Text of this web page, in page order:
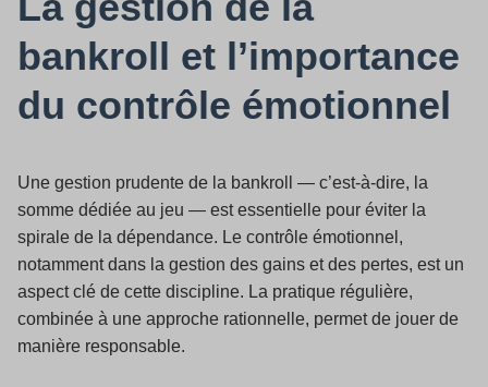
bankroll et l’importance
du contrôle émotionnel
Une gestion prudente de la bankroll — c’est-à-dire, la
somme dédiée au jeu — est essentielle pour éviter la
spirale de la dépendance. Le contrôle émotionnel,
notamment dans la gestion des gains et des pertes, est un
aspect clé de cette discipline. La pratique régulière,
combinée à une approche rationnelle, permet de jouer de
manière responsable.